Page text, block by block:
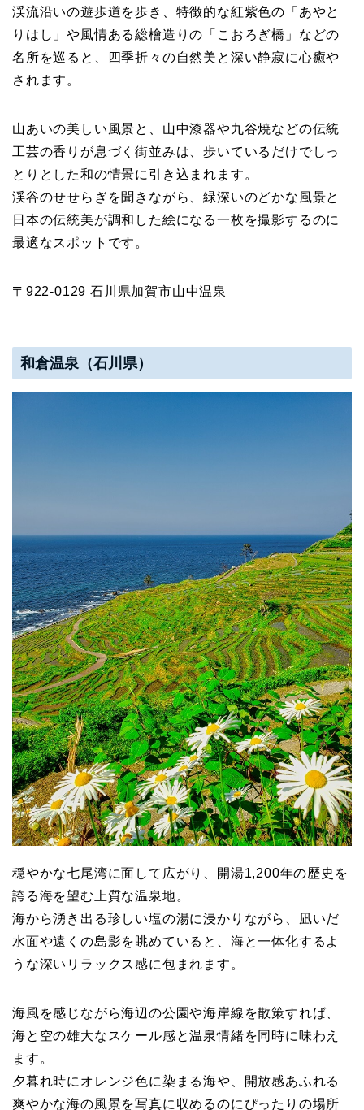
渓流沿いの遊歩道を歩き、特徴的な紅紫色の「あやと
りはし」や風情ある総檜造りの「こおろぎ橋」などの
名所を巡ると、四季折々の自然美と深い静寂に心癒や
されます。
山あいの美しい風景と、山中漆器や九谷焼などの伝統
工芸の香りが息づく街並みは、歩いているだけでしっ
とりとした和の情景に引き込まれます。
渓谷のせせらぎを聞きながら、緑深いのどかな風景と
日本の伝統美が調和した絵になる一枚を撮影するのに
最適なスポットです。
〒922-0129 石川県加賀市山中温泉
和倉温泉（石川県）
穏やかな七尾湾に面して広がり、開湯1,200年の歴史を
誇る海を望む上質な温泉地。
海から湧き出る珍しい塩の湯に浸かりながら、凪いだ
水面や遠くの島影を眺めていると、海と一体化するよ
うな深いリラックス感に包まれます。
海風を感じながら海辺の公園や海岸線を散策すれば、
海と空の雄大なスケール感と温泉情緒を同時に味わえ
ます。
夕暮れ時にオレンジ色に染まる海や、開放感あふれる
爽やかな海の風景を写真に収めるのにぴったりの場所